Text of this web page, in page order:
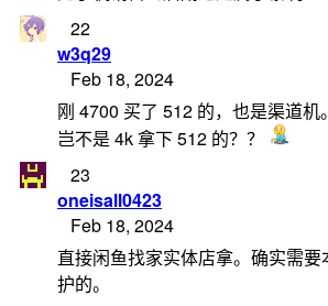
22
w3q29
Feb 18, 2024
刚 4700 买了 512 的，也是渠道
岂不是 4k 拿下 512 的？？
23
oneisall0423
Feb 18, 2024
直接闲鱼找家实体店拿。确实需
护的。